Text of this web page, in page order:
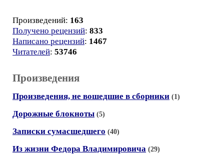
Произведений: 163
Получено рецензий: 833
Написано рецензий: 1467
Читателей: 53746
Произведения
Произведения, не вошедшие в сборники (1)
Дорожные блокноты (5)
Записки сумасшедшего (40)
Из жизни Федора Владимировича (29)